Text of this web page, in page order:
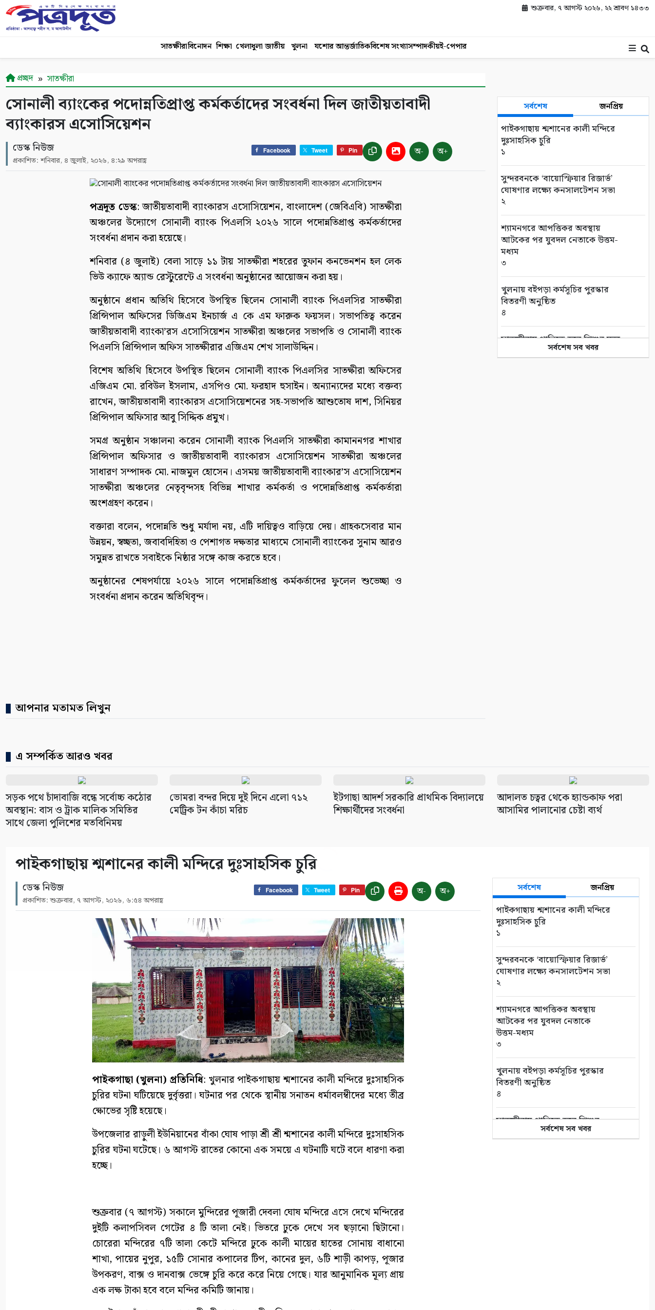
শুক্রবার, ৭ আগস্ট ২০২৬, ২২ শ্রাবণ ১৪৩৩
সাতক্ষীরাবিনোদন শিক্ষা খেলাধুলা জাতীয় খুলনা যশোর আন্তর্জাতিকবিশেষ সংখ্যাসম্পাদকীয়ই-পেপার
প্রচ্ছদ সাতক্ষীরা
সোনালী ব্যাংকের পদোন্নতিপ্রাপ্ত কর্মকর্তাদের সংবর্ধনা দিল জাতীয়তাবাদী
ব্যাংকারস এসোসিয়েশন
ডেস্ক নিউজ
প্রকাশিত: শনিবার, ৪ জুলাই, ২০২৬, ৪:২৯ অপরাহ্ণ
Facebook Tweet Pin অ- অ+
পত্রদূত ডেস্ক: জাতীয়তাবাদী ব্যাংকারস এসোসিয়েশন, বাংলাদেশ (জেবিএবি) সাতক্ষীরা
অঞ্চলের উদ্যোগে সোনালী ব্যাংক পিএলসি ২০২৬ সালে পদোন্নতিপ্রাপ্ত কর্মকর্তাদের
সংবর্ধনা প্রদান করা হয়েছে।
শনিবার (৪ জুলাই) বেলা সাড়ে ১১ টায় সাতক্ষীরা শহরের তুফান কনভেনশন হল লেক
ভিউ ক্যাফে অ্যান্ড রেস্টুরেন্টে এ সংবর্ধনা অনুষ্ঠানের আয়োজন করা হয়।
অনুষ্ঠানে প্রধান অতিথি হিসেবে উপস্থিত ছিলেন সোনালী ব্যাংক পিএলসির সাতক্ষীরা
প্রিন্সিপাল অফিসের ডিজিএম ইনচার্জ এ কে এম ফারুক ফয়সল। সভাপতিত্ব করেন
জাতীয়তাবাদী ব্যাংকা’রস এসোসিয়েশন সাতক্ষীরা অঞ্চলের সভাপতি ও সোনালী ব্যাংক
পিএলসি প্রিন্সিপাল অফিস সাতক্ষীরার এজিএম শেখ সালাউদ্দিন।
বিশেষ অতিথি হিসেবে উপস্থিত ছিলেন সোনালী ব্যাংক পিএলসির সাতক্ষীরা অফিসের
এজিএম মো. রবিউল ইসলাম, এসপিও মো. ফরহাদ হুসাইন। অন্যান্যদের মধ্যে বক্তব্য
রাখেন, জাতীয়তাবাদী ব্যাংকারস এসোসিয়েশনের সহ-সভাপতি আশুতোষ দাশ, সিনিয়র
প্রিন্সিপাল অফিসার আবু সিদ্দিক প্রমুখ।
সমগ্র অনুষ্ঠান সঞ্চালনা করেন সোনালী ব্যাংক পিএলসি সাতক্ষীরা কামাননগর শাখার
প্রিন্সিপাল অফিসার ও জাতীয়তাবাদী ব্যাংকারস এসোসিয়েশন সাতক্ষীরা অঞ্চলের
সাধারণ সম্পাদক মো. নাজমুল হোসেন। এসময় জাতীয়তাবাদী ব্যাংকার’স এসোসিয়েশন
সাতক্ষীরা অঞ্চলের নেতৃবৃন্দসহ বিভিন্ন শাখার কর্মকর্তা ও পদোন্নতিপ্রাপ্ত কর্মকর্তারা
অংশগ্রহণ করেন।
বক্তারা বলেন, পদোন্নতি শুধু মর্যাদা নয়, এটি দায়িত্বও বাড়িয়ে দেয়। গ্রাহকসেবার মান
উন্নয়ন, স্বচ্ছতা, জবাবদিহিতা ও পেশাগত দক্ষতার মাধ্যমে সোনালী ব্যাংকের সুনাম আরও
সমুন্নত রাখতে সবাইকে নিষ্ঠার সঙ্গে কাজ করতে হবে।
অনুষ্ঠানের শেষপর্যায়ে ২০২৬ সালে পদোন্নতিপ্রাপ্ত কর্মকর্তাদের ফুলেল শুভেচ্ছা ও
সংবর্ধনা প্রদান করেন অতিথিবৃন্দ।
আপনার মতামত লিখুন
সর্বশেষ জনপ্রিয়
পাইকগাছায় শ্মশানের কালী মন্দিরে
দুঃসাহসিক চুরি
১
সুন্দরবনকে ‘বায়োস্ফিয়ার রিজার্ভ’
ঘোষণার লক্ষ্যে কনসালটেশন সভা
২
শ্যামনগরে আপত্তিকর অবস্থায়
আটকের পর যুবদল নেতাকে উত্তম-
মধ্যম
৩
খুলনায় বইপড়া কর্মসূচির পুরস্কার
বিতরণী অনুষ্ঠিত
৪
সাতক্ষীরায় পানিতে ডুবে শিশুর মৃত্যু
সর্বশেষ সব খবর
এ সম্পর্কিত আরও খবর
সড়ক পথে চাঁদাবাজি বন্ধে সর্বোচ্চ কঠোর
অবস্থান: বাস ও ট্রাক মালিক সমিতির
সাথে জেলা পুলিশের মতবিনিময়
ভোমরা বন্দর দিয়ে দুই দিনে এলো ৭১২
মেট্রিক টন কাঁচা মরিচ
ইটগাছা আদর্শ সরকারি প্রাথমিক বিদ্যালয়ে
শিক্ষার্থীদের সংবর্ধনা
আদালত চত্বর থেকে হ্যান্ডকাফ পরা
আসামির পালানোর চেষ্টা ব্যর্থ
পাইকগাছায় শ্মশানের কালী মন্দিরে দুঃসাহসিক চুরি
ডেস্ক নিউজ
প্রকাশিত: শুক্রবার, ৭ আগস্ট, ২০২৬, ৬:৫৪ অপরাহ্ণ
Facebook Tweet Pin অ- অ+
পাইকগাছা (খুলনা) প্রতিনিধি: খুলনার পাইকগাছায় শ্মশানের কালী মন্দিরে দুঃসাহসিক
চুরির ঘটনা ঘটিয়েছে দুর্বৃত্তরা। ঘটনার পর থেকে স্থানীয় সনাতন ধর্মাবলম্বীদের মধ্যে তীব্র
ক্ষোভের সৃষ্টি হয়েছে।
উপজেলার রাড়ুলী ইউনিয়ানের বাঁকা ঘোষ পাড়া শ্রী শ্রী শ্মশানের কালী মন্দিরে দুঃসাহসিক
চুরির ঘটনা ঘটেছে। ৬ আগস্ট রাতের কোনো এক সময়ে এ ঘটনাটি ঘটে বলে ধারণা করা
হচ্ছে।
শুক্রবার (৭ আগস্ট) সকালে মুন্দিরের পূজারী দেবলা ঘোষ মন্দিরে এসে দেখে মন্দিরের
দুইটি কলাপসিবল গেটের ৪ টি তালা নেই। ভিতরে ঢুকে দেখে সব ছড়ানো ছিটানো।
চোরেরা মন্দিরের ৭টি তালা কেটে মন্দিরে ঢুকে কালী মায়ের হাতের সোনায় বাধানো
শাখা, পায়ের নুপুর, ১৫টি সোনার কপালের টিপ, কানের দুল, ৬টি শাড়ী কাপড়, পূজার
উপকরণ, বাক্স ও দানবাক্স ভেঙ্গে চুরি করে করে নিয়ে গেছে। যার আনুমানিক মূল্য প্রায়
এক লক্ষ টাকা হবে বলে মন্দির কমিটি জানায়।
সর্বশেষ জনপ্রিয়
পাইকগাছায় শ্মশানের কালী মন্দিরে
দুঃসাহসিক চুরি
১
সুন্দরবনকে ‘বায়োস্ফিয়ার রিজার্ভ’
ঘোষণার লক্ষ্যে কনসালটেশন সভা
২
শ্যামনগরে আপত্তিকর অবস্থায়
আটকের পর যুবদল নেতাকে
উত্তম-মধ্যম
৩
খুলনায় বইপড়া কর্মসূচির পুরস্কার
বিতরণী অনুষ্ঠিত
৪
সাতক্ষীরায় পানিতে ডুবে শিশুর
মৃত্যু বেড়েই চলেছে
৫
সর্বশেষ সব খবর